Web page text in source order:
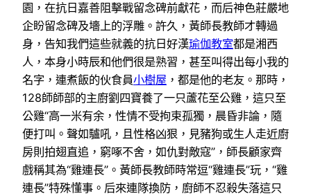
園，在抗日嘉善阻擊戰留念碑前獻花，而后神色莊嚴地
企盼留念碑及墻上的浮雕。許久，黃師長教師才轉過
身，告知我們這些就義的抗日好漢瑜伽教室都是湘西
人，本身小時辰和他們很是熟習，甚至叫得出每小我的
名字，連煮飯的伙食員小樹屋 ，都是他的老友。那時，
128師師部的主廚劉四寶養了一只蘆花至公雞，這只至
公雞“高一米有余，性情不受拘束孤獨，晨昏非論，隨
便打叫。聲如驢吼，且性格凶狠，見豬狗或生人走近廚
房則拍翅直追，窮啄不舍，如仇對敵寇”，師長顧家齊
戲稱其為“雞連長”。黃師長教師時常逗“雞連長”玩，“雞
連長”特殊懂事。后來連隊換防，廚師不忍殺失落這只